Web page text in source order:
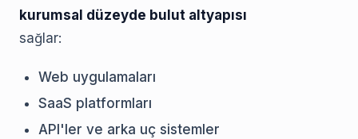
kurumsal düzeyde bulut altyapısı
sağlar:
Web uygulamaları
SaaS platformları
API'ler ve arka uç sistemler